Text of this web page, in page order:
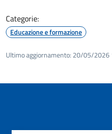
Categorie:
Educazione e formazione
Ultimo aggiornamento: 20/05/2026